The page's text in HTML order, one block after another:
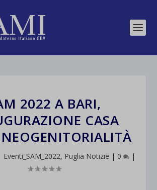
2022 A BARI,
CASA
Eventi_SAM_2022, Puglia Notizie | 0 |